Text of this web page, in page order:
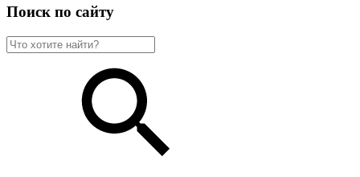
Поиск по сайту